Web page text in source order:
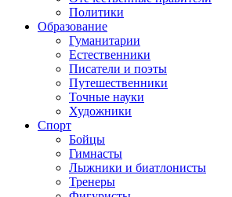
Политики
Образование
Гуманитарии
Естественники
Писатели и поэты
Путешественники
Точные науки
Художники
Спорт
Бойцы
Гимнасты
Лыжники и биатлонисты
Тренеры